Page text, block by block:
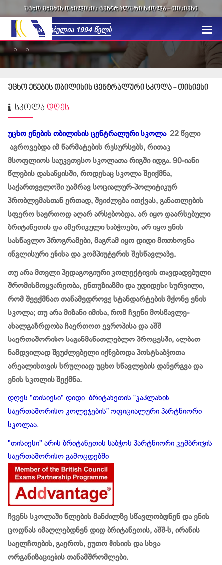
ᲣᲪᲮᲝ ᲔᲜᲔᲑᲘᲡ ᲗᲑᲘᲚᲘᲡᲘᲡ ᲪᲔᲜᲢᲠᲐᲚᲣᲠᲘ ᲡᲙᲝᲚᲐ -ᲗᲘᲡᲘᲔᲡᲘ
უცხო ენების თბილისის ცენტრალური სკოლა -თისიესი
ᲡᲙᲝᲚᲐ ᲓᲦᲔᲡ
უცხო ენების თბილისის ცენტრალური სკოლა22 წელი
აგროვებდა იმ წარმატების რესურსებს, რითაც
მსოფლიოს საუკეთესო სკოლათა რიგში იდგა. 90-იანი
წლების დასაწყისში, როდესაც სკოლა შეიქმნა,
საქართველოში უამრავ სოციალურ-პოლიტიკურ
პრობლემასთან ერთად, შეიძლება ითქვას, განათლების
სფერო საერთოდ აღარ არსებობდა. არ იყო დაარსებული
ბრიტანეთის და ამერიკული საბჭოები, არ იყო ენის
სასწავლო პროგრამები, მაგრამ იყო დიდი მოთხოვნა
ინგლისური ენისა და კომპიუტერის შესწავლაზე.
თუ არა მთელი პედაგოგიური კოლექტივის თავდადებული
შრომისმოყვარეობა, ენთუზიაზმი და უდიდესი სურვილი,
რომ შეექმნათ თანამედროვე სტანდარტების მქონე ენის
სკოლა; თუ არა მიზანი იმისა, რომ ჩვენი მოსწავლე-
ახალგაზრდობა ჩაერთოთ ევროპისა და აშშ
საერთაშორისო საგანმანათლებლო პროცესში, ალბათ
ნამდვილად შეუძლებელი იქნებოდა პოსტსაბჭოთა
არეალისთვის სრულიად უცხო სწავლების დანერგვა და
ენის სკოლის შექმნა.
დღეს "თისიესი" დიდი ბრიტანეთის “კაპლანის
საერთაშორისო კოლეჯების” ოფიციალური პარტნიორი
სკოლაა.
"თისიესი" არის ბრიტანეთის საბჭოს პარტნიორი კემბრიჯის
საერთაშორისო გამოცდებში
ჩვენს სკოლაში წლების მანძილზე სწავლობდნენ და ენის
ცოდნას იმაღლებდნენ დიდ ბრიტანეთის, აშშ-ს, ირანის
საელჩოების, გაეროს, ეუთო მისიის და სხვა
ორგანიზაციების თანამშრომლები.